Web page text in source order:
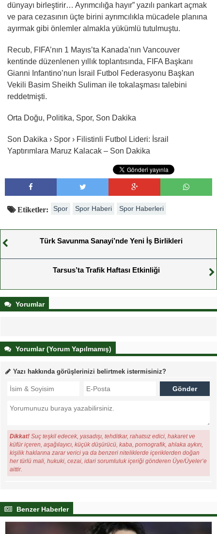
dünyayı birleştirir… Ayrımcılığa hayır” yazılı pankart açmak
ve para cezasının üçte birini ayrımcılıkla mücadele planına
ayırmak gibi önlemler almakla yükümlü tutulmuştu.
Recub, FIFA’nın 1 Mayıs’ta Kanada’nın Vancouver
kentinde düzenlenen yıllık toplantısında, FIFA Başkanı
Gianni Infantino’nun İsrail Futbol Federasyonu Başkan
Vekili Basim Sheikh Suliman ile tokalaşması talebini
reddetmişti.
Orta Doğu, Politika, Spor, Son Dakika
Son Dakika › Spor › Filistinli Futbol Lideri: İsrail
Yaptırımlara Maruz Kalacak – Son Dakika
Etiketler: Spor Spor Haberi Spor Haberleri
Türk Savunma Sanayi’nde Yeni İş Birlikleri
Tarsus’ta Trafik Haftası Etkinliği
Yorumlar
Yorumlar (Yorum Yapılmamış)
Yazı hakkında görüşlerinizi belirtmek istermisiniz?
Dikkat! Suç teşkil edecek, yasadışı, tehditkar, rahatsız edici, hakaret ve
küfür içeren, aşağılayıcı, küçük düşürücü, kaba, pornografik, ahlaka aykırı,
kişilik haklarına zarar verici ya da benzeri niteliklerde içeriklerden doğan
her türlü mali, hukuki, cezai, idari sorumluluk içeriği gönderen Üye/Üyeler’e
aittir.
Benzer Haberler